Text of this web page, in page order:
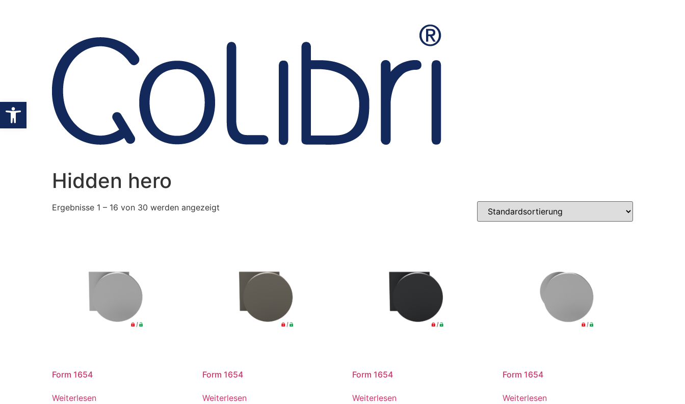
Werkzeugleiste öffnen
Hidden hero
Ergebnisse 1 – 16 von 30 werden angezeigt
Form 1654
Weiterlesen
Form 1654
Weiterlesen
Form 1654
Weiterlesen
Form 1654
Weiterlesen